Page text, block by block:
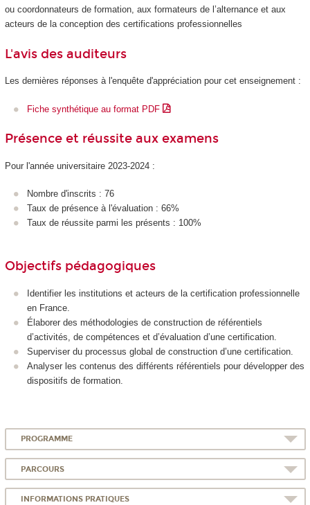
ou coordonnateurs de formation, aux formateurs de l’alternanceet aux
acteurs de la conception des certifications professionnelles
L'avis des auditeurs
Les dernières réponses à l'enquête d'appréciation pour cet enseignement :
Fiche synthétique au format PDF
Présence et réussite aux examens
Pour l'année universitaire 2023-2024 :
Nombre d'inscrits : 76
Taux de présence à l'évaluation : 66%
Taux de réussite parmi les présents : 100%
Objectifs pédagogiques
Identifier les institutions et acteurs de la certification professionnelle
en France.
Élaborer des méthodologies de construction de référentiels
d’activités, de compétences et d’évaluation d’une certification.
Superviser du processus global de construction d’une certification.
Analyser les contenus des différents référentiels pour développer des
dispositifs de formation.
PROGRAMME
PARCOURS
INFORMATIONS PRATIQUES